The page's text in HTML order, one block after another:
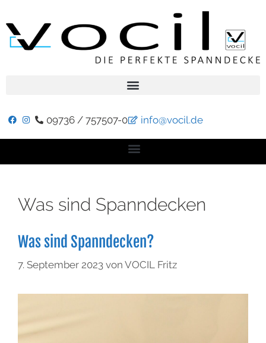
09736 / 757507-0 info@vocil.de
Was sind Spanndecken
Was sind Spanndecken?
7. September 2023 von VOCIL Fritz